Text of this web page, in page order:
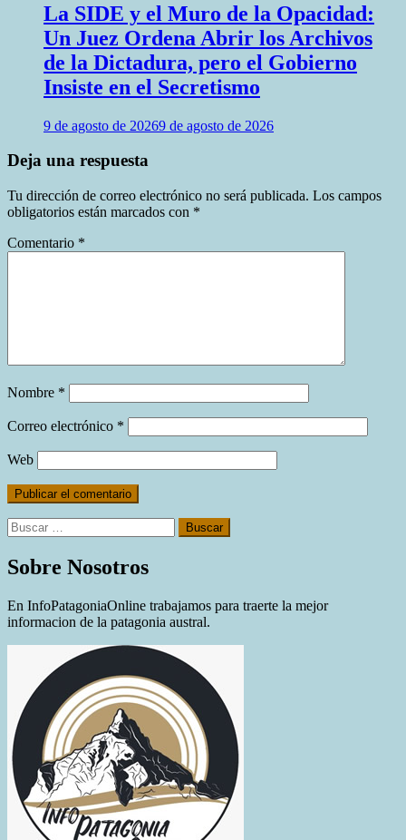
La SIDE y el Muro de la Opacidad:
Un Juez Ordena Abrir los Archivos
de la Dictadura, pero el Gobierno
Insiste en el Secretismo
9 de agosto de 20269 de agosto de 2026
Deja una respuesta
Tu dirección de correo electrónico no será publicada. Los campos
obligatorios están marcados con *
Comentario *
Nombre *
Correo electrónico *
Web
Buscar:
Sobre Nosotros
En InfoPatagoniaOnline trabajamos para traerte la mejor
informacion de la patagonia austral.